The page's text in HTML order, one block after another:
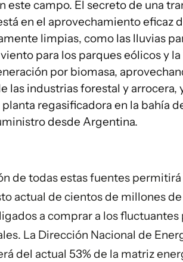
este campo. El secreto de una
en el aprovechamiento eficaz
limpias, como las lluvias
para los parques eólicos y
por biomasa,
las industrias forestal y
regasificadora en la bahía
desde Argentina.
de todas estas fuentes
actual de cientos de millones
a comprar a los
La Dirección Nacional de
del actual 53% de la matriz